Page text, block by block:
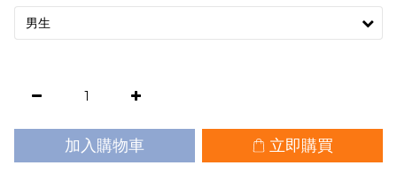
加入購物車 立即購買